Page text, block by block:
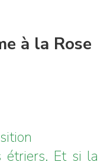
à la Rose
étriers. Et si la